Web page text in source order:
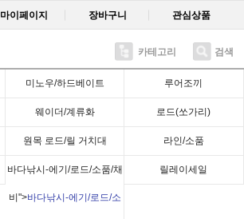
마이페이지 장바구니 관심상품
카테고리 검색
미노우/하드베이트 루어조끼
웨이더/계류화 로드(쏘가리)
원목 로드/릴 거치대 라인/소품
바다낚시-에기/로드/소품/채
비">바다낚시-에기/로드/소
릴레이세일
Recent